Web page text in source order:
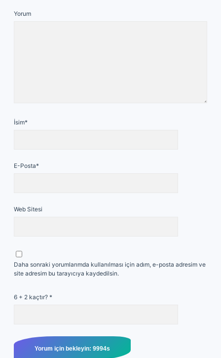
Yorum
İsim*
E-Posta*
Web Sitesi
Daha sonraki yorumlarımda kullanılması için adım, e-posta adresim ve
site adresim bu tarayıcıya kaydedilsin.
6 + 2 kaçtır? *